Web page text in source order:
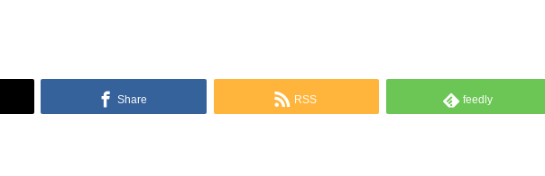
Share RSS feedly